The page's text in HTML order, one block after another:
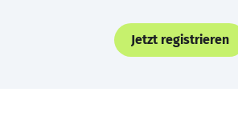
Jetzt registrieren